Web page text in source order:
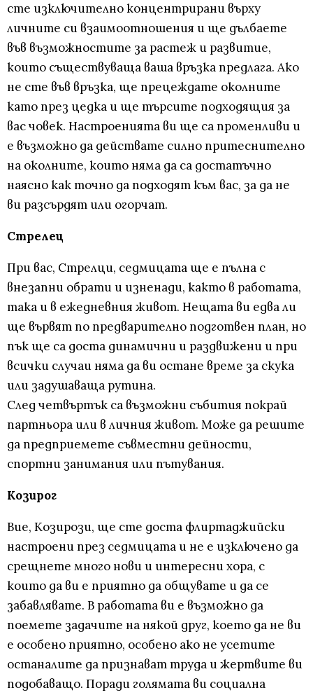
сте изключително концентрирани върху
личните си взаимоотношения и ще дълбаете
във възможностите за растеж и развитие,
които съществуваща ваша връзка предлага. Ако
не сте във връзка, ще прецеждате околните
като през цедка и ще търсите подходящия за
вас човек. Настроенията ви ще са променливи и
е възможно да действате силно притеснително
на околните, които няма да са достатъчно
наясно как точно да подходят към вас, за да не
ви разсърдят или огорчат.
Стрелец
При вас, Стрелци, седмицата ще е пълна с
внезапни обрати и изненади, както в работата,
така и в ежедневния живот. Нещата ви едва ли
ще вървят по предварително подготвен план, но
пък ще са доста динамични и раздвижени и при
всички случаи няма да ви остане време за скука
или задушаваща рутина.
След четвъртък са възможни събития покрай
партньора или в личния живот. Може да решите
да предприемете съвместни дейности,
спортни занимания или пътувания.
Козирог
Вие, Козирози, ще сте доста флиртаджийски
настроени през седмицата и не е изключено да
срещнете много нови и интересни хора, с
които да ви е приятно да общувате и да се
забавлявате. В работата ви е възможно да
поемете задачите на някой друг, което да не ви
е особено приятно, особено ако не усетите
останалите да признават труда и жертвите ви
подобаващо. Поради голямата ви социална